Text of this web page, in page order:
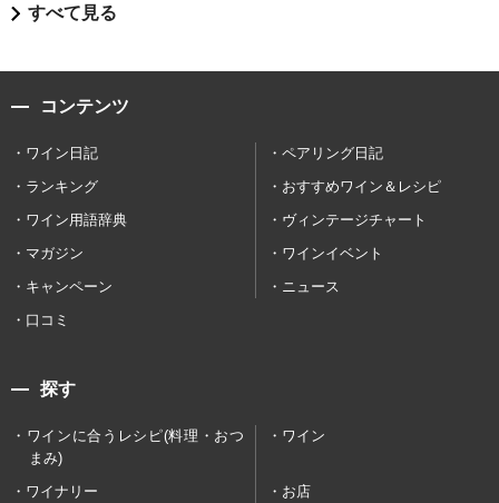
すべて見る
コンテンツ
ワイン日記
ペアリング日記
ランキング
おすすめワイン＆レシピ
ワイン用語辞典
ヴィンテージチャート
マガジン
ワインイベント
キャンペーン
ニュース
口コミ
探す
ワインに合うレシピ(料理・おつ
まみ)
ワイン
ワイナリー お店